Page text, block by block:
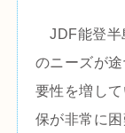
JDF能登半
のニーズが
要性を増し
保が非常に